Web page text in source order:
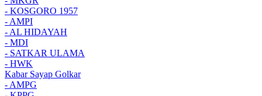
- KOSGORO 1957
- AMPI
- AL HIDAYAH
- MDI
- SATKAR ULAMA
- HWK
Kabar Sayap Golkar
- AMPG